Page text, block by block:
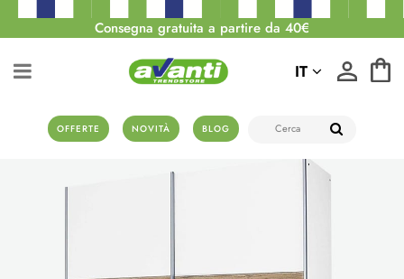
Consegna gratuita a partire da 40€
OFFERTE NOVITÀ BLOG
IT